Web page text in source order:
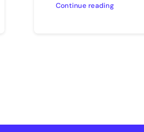
Continue reading